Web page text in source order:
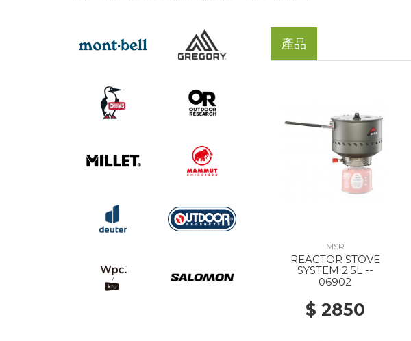
產品
MSR
REACTOR STOVE
SYSTEM 2.5L --
06902
$ 2850